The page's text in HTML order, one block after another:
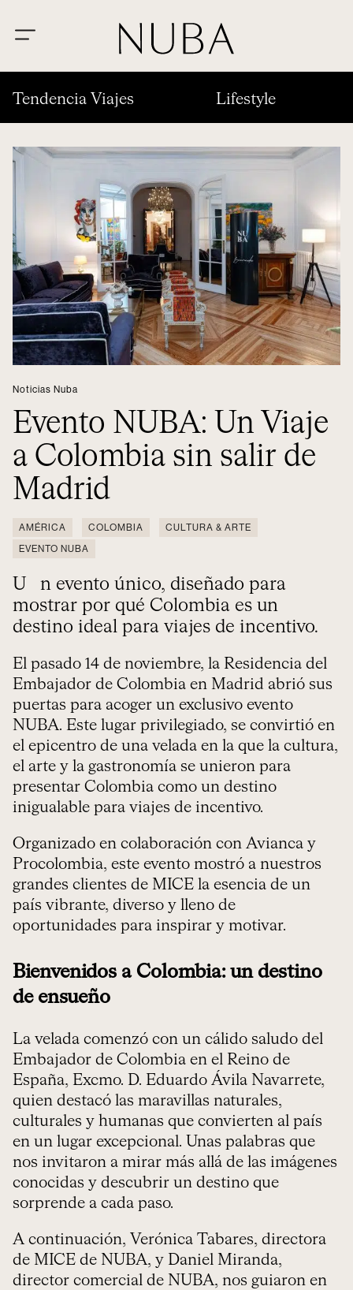
Tendencia Viajes Lifestyle
Noticias Nuba
Evento NUBA: Un Viaje
a Colombia sin salir de
Madrid
AMÉRICA COLOMBIA CULTURA & ARTE
EVENTO NUBA
Un evento único, diseñado para
mostrar por qué Colombia es un
destino ideal para viajes de incentivo.
El pasado 14 de noviembre, la Residencia del
Embajador de Colombia en Madrid abrió sus
puertas para acoger un exclusivo evento
NUBA. Este lugar privilegiado, se convirtió en
el epicentro de una velada en la que la cultura,
el arte y la gastronomía se unieron para
presentar Colombia como un destino
inigualable para viajes de incentivo.
Organizado en colaboración con Avianca y
Procolombia, este evento mostró a nuestros
grandes clientes de MICE la esencia de un
país vibrante, diverso y lleno de
oportunidades para inspirar y motivar.
Bienvenidos a Colombia: un destino
de ensueño
La velada comenzó con un cálido saludo del
Embajador de Colombia en el Reino de
España, Excmo. D. Eduardo Ávila Navarrete,
quien destacó las maravillas naturales,
culturales y humanas que convierten al país
en un lugar excepcional. Unas palabras que
nos invitaron a mirar más allá de las imágenes
conocidas y descubrir un destino que
sorprende a cada paso.
A continuación, Verónica Tabares, directora
de MICE de NUBA, y Daniel Miranda,
director comercial de NUBA, nos guiaron en